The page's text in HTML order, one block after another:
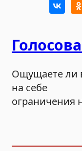
Ощущаете ли
на себе
ограничения